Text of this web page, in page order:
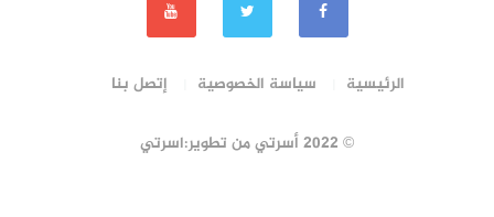
الرئيسية سياسة الخصوصية إتصل بنا
© 2022 أسرتي من تطوير:اسرتي